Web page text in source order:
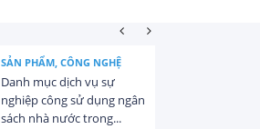
SẢN PHẨM, CÔNG NGHỆ
Danh mục dịch vụ sự
nghiệp công sử dụng ngân
sách nhà nước trong...